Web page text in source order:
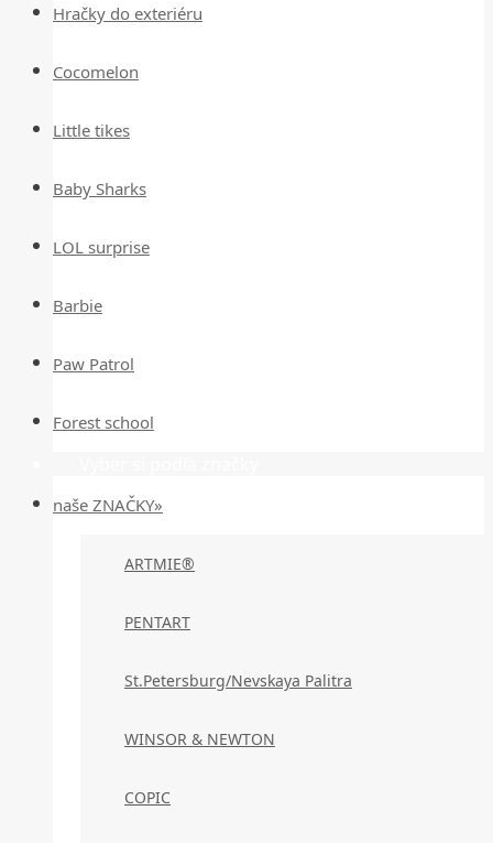
Hračky do exteriéru
Cocomelon
Little tikes
Baby Sharks
LOL surprise
Barbie
Paw Patrol
Forest school
naše ZNAČKY»
ARTMIE®
PENTART
St.Petersburg/Nevskaya Palitra
WINSOR & NEWTON
COPIC